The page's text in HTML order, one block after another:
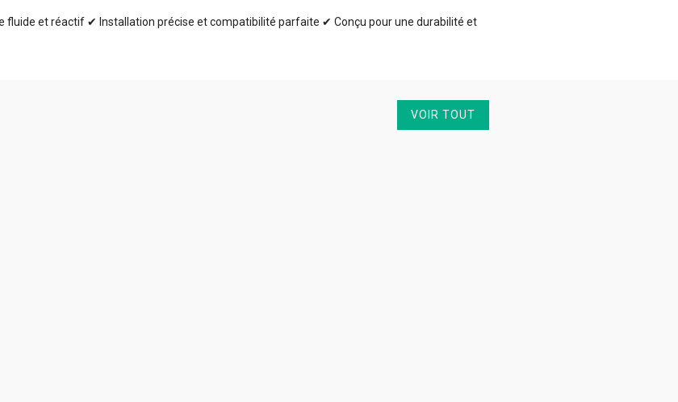
fluide et réactif ✔ Installation précise et compatibilité parfaite ✔ Conçu pour une durabilité et
VOIR TOUT